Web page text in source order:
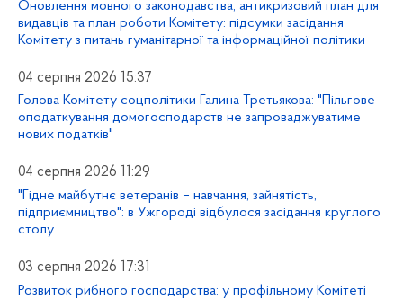
Оновлення мовного законодавства, антикризовий план для
видавців та план роботи Комітету: підсумки засідання
Комітету з питань гуманітарної та інформаційної політики
04 серпня 2026 15:37
Голова Комітету соцполітики Галина Третьякова: "Пільгове
оподаткування домогосподарств не запроваджуватиме
нових податків"
04 серпня 2026 11:29
"Гідне майбутнє ветеранів – навчання, зайнятість,
підприємництво": в Ужгороді відбулося засідання круглого
столу
03 серпня 2026 17:31
Розвиток рибного господарства: у профільному Комітеті